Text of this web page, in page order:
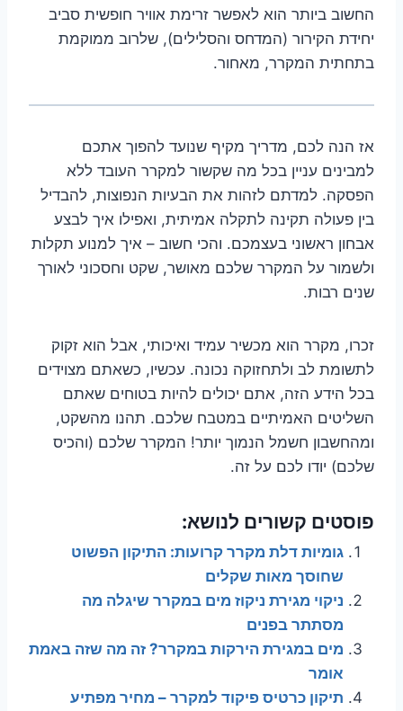
החשוב ביותר הוא לאפשר זרימת אוויר חופשית סביב
יחידת הקירור (המדחס והסלילים), שלרוב ממוקמת
בתחתית המקרר, מאחור.
אז הנה לכם, מדריך מקיף שנועד להפוך אתכם
למבינים עניין בכל מה שקשור למקרר העובד ללא
הפסקה. למדתם לזהות את הבעיות הנפוצות, להבדיל
בין פעולה תקינה לתקלה אמיתית, ואפילו איך לבצע
אבחון ראשוני בעצמכם. והכי חשוב – איך למנוע תקלות
ולשמור על המקרר שלכם מאושר, שקט וחסכוני לאורך
שנים רבות.
זכרו, מקרר הוא מכשיר עמיד ואיכותי, אבל הוא זקוק
לתשומת לב ולתחזוקה נכונה. עכשיו, כשאתם מצוידים
בכל הידע הזה, אתם יכולים להיות בטוחים שאתם
השליטים האמיתיים במטבח שלכם. תהנו מהשקט,
ומהחשבון חשמל הנמוך יותר! המקרר שלכם (והכיס
שלכם) יודו לכם על זה.
פוסטים קשורים לנושא:
גומיות דלת מקרר קרועות: התיקון הפשוט
שחוסך מאות שקלים
ניקוי מגירת ניקוז מים במקרר שיגלה מה
מסתתר בפנים
מים במגירת הירקות במקרר? זה מה שזה באמת
אומר
תיקון כרטיס פיקוד למקרר – מחיר מפתיע